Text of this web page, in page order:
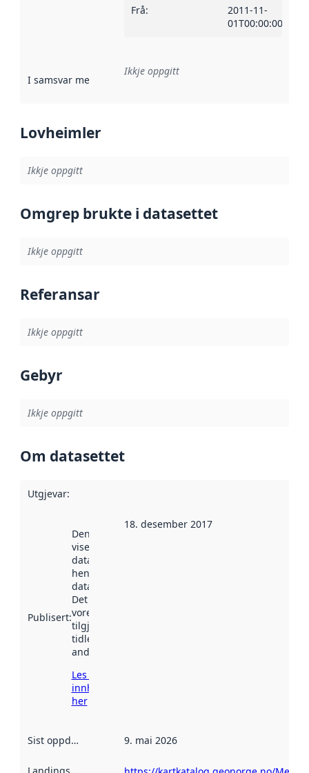
Frå:
2011-11-
01T00:00:00Z
I samsvar med Referanse til ei implementeringsregel eller
Ikkje oppgitt
Lovheimler
Ikkje oppgitt
Omgrep brukte i datasettet
Ikkje oppgitt
Referansar
Ikkje oppgitt
Gebyr
Ikkje oppgitt
Om datasettet
Utgjevar:
Publisert:
Denne datoen
viser når
datasettet vart
henta inn av
data.norge.no.
Det kan ha
vore
tilgjengeleg
tidlegare
andre stader.
Les meir om
innhenting
her
18. desember 2017
Sist oppdatert 9. mai 2026